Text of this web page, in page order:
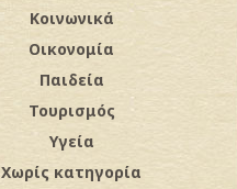
Κοινωνικά
Οικονομία
Παιδεία
Τουρισμός
Υγεία
Χωρίς κατηγορία